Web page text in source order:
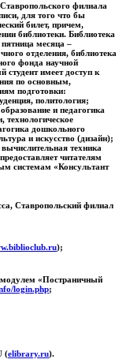
филиала
для того что бы
билет, причем,
библиотеки. Библиотека
месяца –
отделения, библиотека
фонда научной
имеет доступ к
по основным,
подготовки:
политология;
и педагогика
технологическое
дошкольного
и искусство (дизайн);
техника
читателям
системам «Консультант
Ставропольский филиал
);
«Постраничный
login.php;
(elibrary.ru).